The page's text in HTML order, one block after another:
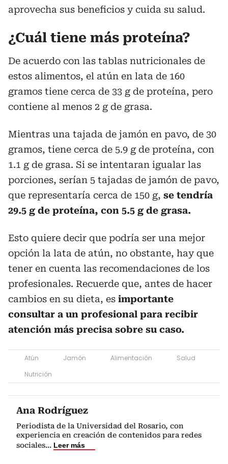
aprovecha sus beneficios y cuida su salud.
¿Cuál tiene más proteína?
De acuerdo con las tablas nutricionales de
estos alimentos, el atún en lata de 160
gramos tiene cerca de 33 g de proteína, pero
contiene al menos 2 g de grasa.
Mientras una tajada de jamón en pavo, de 30
gramos, tiene cerca de 5.9 g de proteína, con
1.1 g de grasa. Si se intentaran igualar las
porciones, serían 5 tajadas de jamón de pavo,
que representaría cerca de 150 g, se tendría
29.5 g de proteína, con 5.5 g de grasa.
Esto quiere decir que podría ser una mejor
opción la lata de atún, no obstante, hay que
tener en cuenta las recomendaciones de los
profesionales. Recuerde que, antes de hacer
cambios en su dieta, es importante
consultar a un profesional para recibir
atención más precisa sobre su caso.
Atún Jamón Alimentación
Salud
Nutrición
Ana Rodríguez
Periodista de la Universidad del Rosario, con
experiencia en creación de contenidos para redes
sociales... Leer más